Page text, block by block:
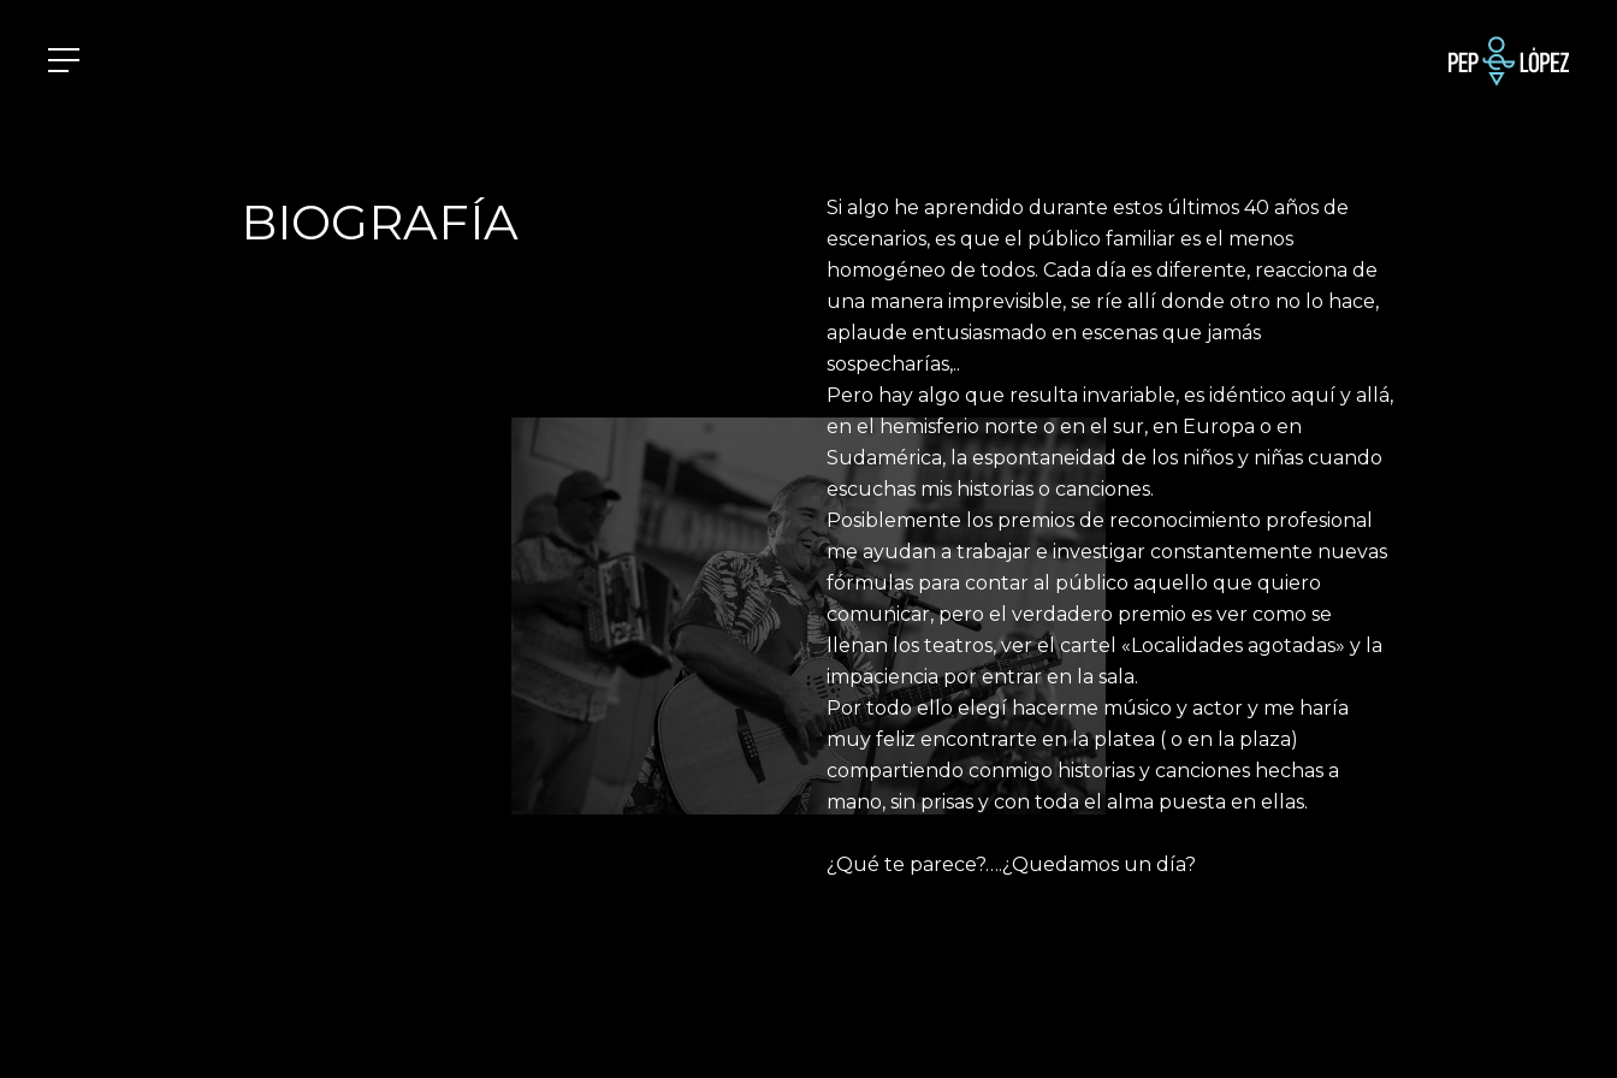
BIOGRAFÍA
Si algo he aprendido durante estos últimos 40 años de
escenarios, es que el público familiar es el menos
homogéneo de todos. Cada día es diferente, reacciona de
una manera imprevisible, se ríe allí donde otro no lo hace,
aplaude entusiasmado en escenas que jamás
sospecharías,..
Pero hay algo que resulta invariable, es idéntico aquí y allá,
en el hemisferio norte o en el sur, en Europa o en
Sudamérica, la espontaneidad de los niños y niñas cuando
escuchas mis historias o canciones.
Posiblemente los premios de reconocimiento profesional
me ayudan a trabajar e investigar constantemente nuevas
fórmulas para contar al público aquello que quiero
comunicar, pero el verdadero premio es ver como se
llenan los teatros, ver el cartel «Localidades agotadas» y la
impaciencia por entrar en la sala.
Por todo ello elegí hacerme músico y actor y me haría
muy feliz encontrarte en la platea ( o en la plaza)
compartiendo conmigo historias y canciones hechas a
mano, sin prisas y con toda el alma puesta en ellas.
¿Qué te parece?….¿Quedamos un día?